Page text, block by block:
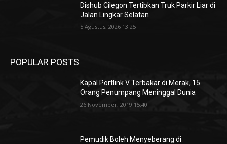
Dishub Cilegon Tertibkan Truk Parkir Liar di
Jalan Lingkar Selatan
5 Agustus, 2026 13:25
POPULAR POSTS
Kapal Portlink V Terbakar di Merak, 15
Orang Penumpang Meninggal Dunia
26 November, 2019 15:40
Pemudik Boleh Menyeberang di